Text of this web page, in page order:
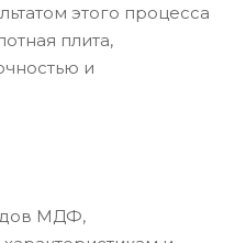
этого процесса
плита,
и
МДФ,